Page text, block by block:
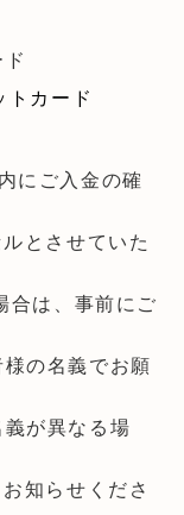
にご入金の確
とさせていた
合は、事前にご
の名義でお願
義が異なる場
知らせくださ